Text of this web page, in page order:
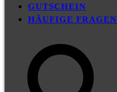
GUTSCHEIN
HÄUFIGE FRAGEN